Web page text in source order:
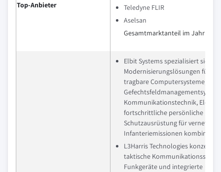
Top-Anbieter
Teledyne FLIR
Aselsan
Gesamtmarktanteil im Jahr
Elbit Systems spezialisiert sich
Modernisierungslösungen für
tragbare Computersysteme,
Kommunikationstechnik,
fortschrittliche persönliche
Schutzausrüstung für vernetzte
Infanteriemissionen
L3Harris Technologies
taktische
Funkgeräte und integrierte